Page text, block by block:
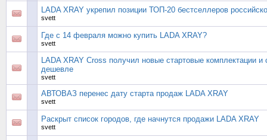
LADA XRAY укрепил позиции ТОП-20 бестселлеров
svett
Где с 14 февраля можно купить LADA XRAY?
svett
LADA XRAY Cross получил новые стартовые комплектации и
дешевле
svett
АВТОВАЗ перенес дату старта продаж LADA XRAY
svett
Раскрыт список городов, где начнутся продажи LADA XRAY
svett